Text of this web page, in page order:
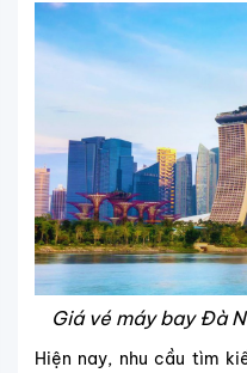
Giá vé máy bay Đà
Hiện nay, nhu cầu tìm